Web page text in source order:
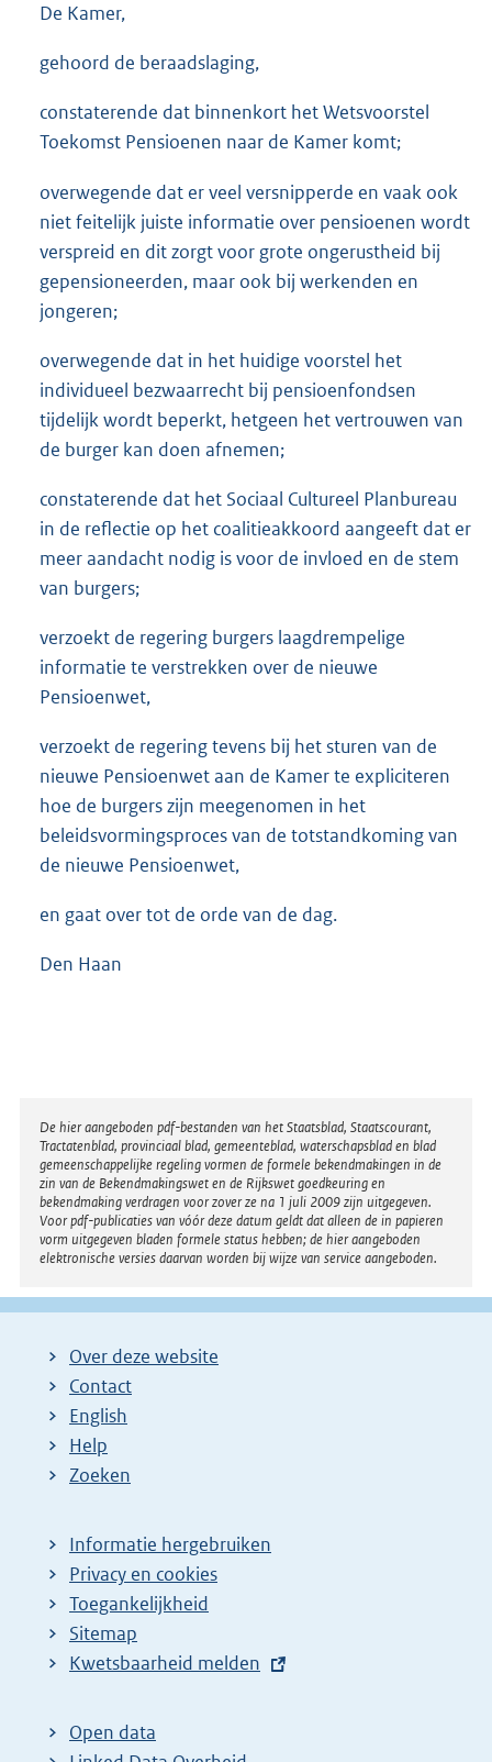
De Kamer,
gehoord de beraadslaging,
constaterende dat binnenkort het Wetsvoorstel
Toekomst Pensioenen naar de Kamer komt;
overwegende dat er veel versnipperde en vaak ook
niet feitelijk juiste informatie over pensioenen wordt
verspreid en dit zorgt voor grote ongerustheid bij
gepensioneerden, maar ook bij werkenden en
jongeren;
overwegende dat in het huidige voorstel het
individueel bezwaarrecht bij pensioenfondsen
tijdelijk wordt beperkt, hetgeen het vertrouwen van
de burger kan doen afnemen;
constaterende dat het Sociaal Cultureel Planbureau
in de reflectie op het coalitieakkoord aangeeft dat er
meer aandacht nodig is voor de invloed en de stem
van burgers;
verzoekt de regering burgers laagdrempelige
informatie te verstrekken over de nieuwe
Pensioenwet,
verzoekt de regering tevens bij het sturen van de
nieuwe Pensioenwet aan de Kamer te expliciteren
hoe de burgers zijn meegenomen in het
beleidsvormingsproces van de totstandkoming van
de nieuwe Pensioenwet,
en gaat over tot de orde van de dag.
Den Haan
Disclaimer
De hier aangeboden pdf-bestanden van het Staatsblad, Staatscourant,
Tractatenblad, provinciaal blad, gemeenteblad, waterschapsblad en blad
gemeenschappelijke regeling vormen de formele bekendmakingen in de
zin van de Bekendmakingswet en de Rijkswet goedkeuring en
bekendmaking verdragen voor zover ze na 1 juli 2009 zijn uitgegeven.
Voor pdf-publicaties van vóór deze datum geldt dat alleen de in papieren
vorm uitgegeven bladen formele status hebben; de hier aangeboden
elektronische versies daarvan worden bij wijze van service aangeboden.
Over deze website
Contact
English
Help
Zoeken
Informatie hergebruiken
Privacy en cookies
Toegankelijkheid
Sitemap
E
t
e
Kwetsbaarheid melden
Open data